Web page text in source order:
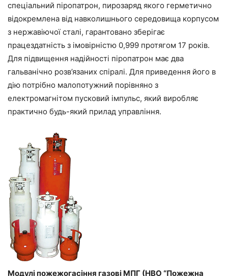
спеціальний піропатрон, пирозаряд якого герметично
відокремлена від навколишнього середовища корпусом
з нержавіючої сталі, гарантовано зберігає
працездатність з імовірністю 0,999 протягом 17 років.
Для підвищення надійності піропатрон має два
гальванічно розв’язаних спіралі. Для приведення його в
дію потрібно малопотужний порівняно з
електромагнітом пусковий імпульс, який виробляє
практично будь-який прилад управління.
Модулі пожежогасіння газові МПГ (НВО “Пожежна